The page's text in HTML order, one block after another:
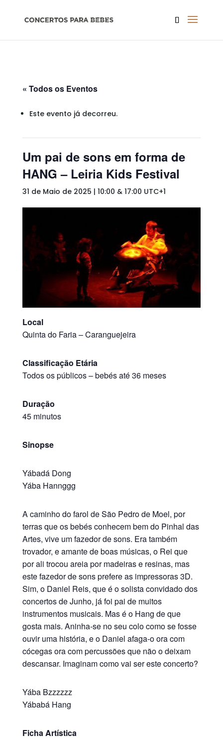
« Todos os Eventos
Este evento já decorreu.
Um pai de sons em forma de
HANG – Leiria Kids Festival
31 de Maio de 2025 | 10:00 & 17:00 UTC+1
Local
Quinta do Faria – Caranguejeira
Classificação Etária
Todos os públicos–bebés até 36 meses
Duração
45 minutos
Sinopse
Yábadá Dong
Yába Hannggg
A caminho do farol de São Pedro de Moel, por
terras que os bebés conhecem bem do Pinhal das
Artes, vive um fazedor de sons. Era também
trovador, e amante de boas músicas, o Rei que
por ali trocou areia por madeiras e resinas, mas
este fazedor de sons prefere as impressoras 3D.
Sim, o Daniel Reis, que é o solista convidado dos
concertos de Junho, já foi pai de muitos
instrumentos musicais. Mas é o Hang de que
gosta mais. Aninha-se no seu colo como se fosse
ouvir uma história, e o Daniel afaga-o ora com
cócegas ora com percussões que não o deixam
descansar. Imaginam como vai ser este concerto?
Yába Bzzzzzz
Yábabá Hang
Ficha Artística